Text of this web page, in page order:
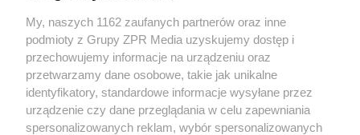
My, naszych 1162 zaufanych partnerów oraz inne
podmioty z Grupy ZPR Media uzyskujemy dostęp i
przechowujemy informacje na urządzeniu oraz
przetwarzamy dane osobowe, takie jak unikalne
identyfikatory, standardowe informacje wysyłane przez
urządzenie czy dane przeglądania w celu zapewniania
spersonalizowanych reklam, wybór spersonalizowanych